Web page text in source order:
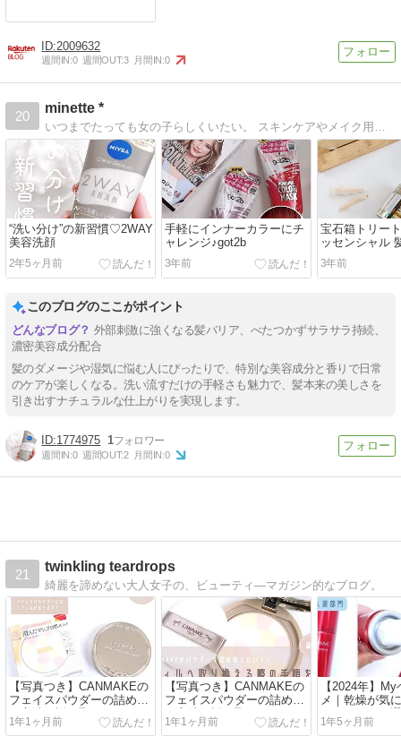
2009632
週間IN:0 週間OUT:3 月間IN:0
20
minette *
“洗い分け”の新習慣♡2WAY
美容洗顔
2年5ヶ月前
手軽にインナーカラーにチ
ャレンジ♪got2b
3年前
宝石箱トリー
ッセンシャル
バリアヘアマ
3年前
このブログのここがポイント
外部刺激に強くなる髪バリア、べたつかずサラサラ持続、
濃密美容成分配合
髪のダメージや湿気に悩む人にぴったりで、特別な美容成分と香りで日常
のケアが楽しくなる。洗い流すだけの手軽さも魅力で、髪本来の美しさを
引き出すナチュラルな仕上がりを実現します。
1774975 1
週間IN:0 週間OUT:2 月間IN:0
21
twinkling teardrops
綺麗を諦めない大人女子の、ビューティ―マガジン的なブログ。
【写真つき】CANMAKEの
フェイスパウダーの詰め替
え方法解説｜取れないとき
はどうする？
1年1ヶ月前
【写真つき】CANMAKEの
フェイスパウダーの詰め替
え方法解説｜取れないとき
はどうする？
1年1ヶ月前
【2024年】
メ｜乾燥が気
のミドサーが
ア・ヘアケア
1年5ヶ月前